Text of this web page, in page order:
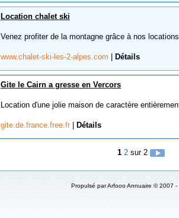
Location chalet ski
Venez profiter de la montagne grâce à nos
www.chalet-ski-les-2-alpes.com Détails
Gite le Cairn a gresse en Vercors
Location d'une jolie maison de caractère
gite.de.france.free.fr Détails
1 2 sur 2
Propulsé par Arfooo Annuaire ©